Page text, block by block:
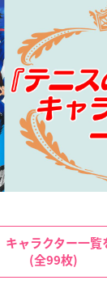
キャラクター一覧
(全99枚)